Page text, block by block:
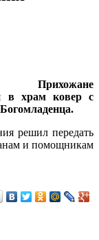
Прихожане
в храм ковер с
решил передать
и помощникам